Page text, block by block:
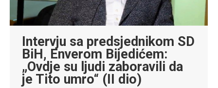
Intervju sa predsjednikom SD
BiH, Enverom Bijedićem:
„Ovdje su ljudi zaboravili da
je Tito umro“ (II dio)